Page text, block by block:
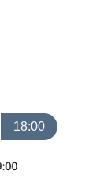
18:00